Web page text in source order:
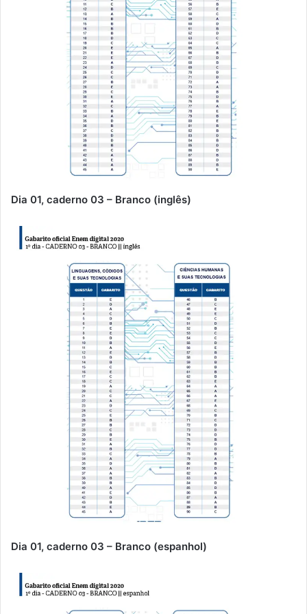
Dia 01, caderno 03 – Branco (inglês)
Dia 01, caderno 03 – Branco (espanhol)